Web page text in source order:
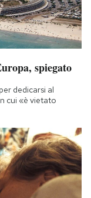
spiegato
dedicarsi al
cui «è vietato